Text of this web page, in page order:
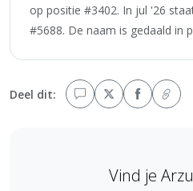
op positie #3402. In jul '26
#5688. De naam is gedaald in
Deel dit:
Vind je